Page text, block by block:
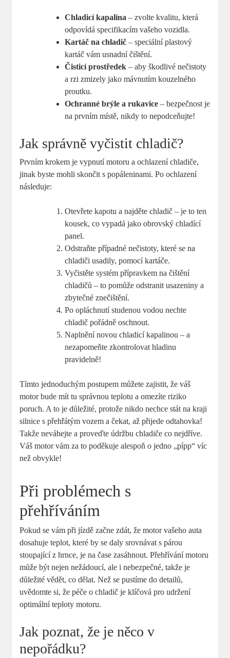
Chladicí kapalina – zvolte kvalitu, která
odpovídá specifikacím vašeho vozidla.
Kartáč na chladič – speciální plastový
kartáč vám usnadní čištění.
Čisticí prostředek – aby škodlivé nečistoty
a rzi zmizely jako mávnutím kouzelného
proutku.
Ochranné brýle a rukavice – bezpečnost je
na prvním místě, nikdy to nepodceňujte!
Jak správně vyčistit chladič?
Prvním krokem je vypnutí motoru a ochlazení chladiče,
jinak byste mohli skončit s popáleninami. Po ochlazení
následuje:
Otevřete kapotu a najděte chladič – je to ten
kousek, co vypadá jako obrovský chladící
panel.
Odstraňte případné nečistoty, které se na
chladiči usadily, pomocí kartáče.
Vyčistěte systém přípravkem na čištění
chladičů – to pomůže odstranit usazeniny a
zbytečné znečištění.
Po opláchnutí studenou vodou nechte
chladič pořádně oschnout.
Naplnění novou chladicí kapalinou – a
nezapomeňte zkontrolovat hladinu
pravidelně!
Tímto jednoduchým postupem můžete zajistit, že váš
motor bude mít tu správnou teplotu a omezíte riziko
poruch. A to je důležité, protože nikdo nechce stát na kraji
silnice s přehřátým vozem a čekat, až přijede odtahovka!
Takže neváhejte a proveďte údržbu chladiče co nejdříve.
Váš motor vám za to poděkuje alespoň o jedno „pípp“ víc
než obvykle!
Při problémech s
přehříváním
Pokud se vám při jízdě začne zdát, že motor vašeho auta
dosahuje teplot, které by se daly srovnávat s párou
stoupající z hrnce, je na čase zasáhnout. Přehřívání motoru
může být nejen nežádoucí, ale i nebezpečné, takže je
důležité vědět, co dělat. Než se pustíme do detailů,
uvědomte si, že péče o chladič je klíčová pro udržení
optimální teploty motoru.
Jak poznat, že je něco v
nepořádku?